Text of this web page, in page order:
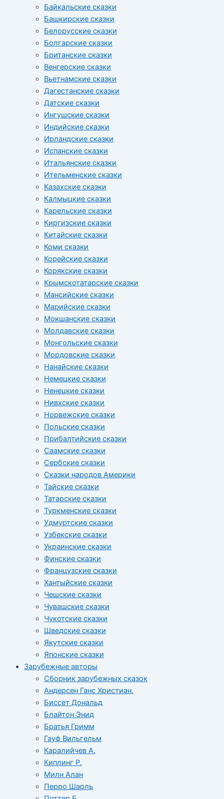
Байкальские сказки
Башкирские сказки
Белорусские сказки
Болгарские сказки
Британские сказки
Венгерские сказки
Вьетнамские сказки
Дагестанские сказки
Датские сказки
Ингушские сказки
Индийские сказки
Ирландские сказки
Испанские сказки
Итальянские сказки
Ительменские сказки
Казахские сказки
Калмыцкие сказки
Карельские сказки
Киргизские сказки
Китайские сказки
Коми сказки
Корейские сказки
Корякские сказки
Крымскотатарские сказки
Мансийские сказки
Марийские сказки
Мокшанские сказки
Молдавские сказки
Монгольские сказки
Мордовские сказки
Нанайские сказки
Немецкие сказки
Ненецкие сказки
Нивхские сказки
Норвежские сказки
Польские сказки
Прибалтийские сказки
Cаамские сказки
Сербские сказки
Сказки народов Америки
Тайские сказки
Татарские сказки
Туркменские сказки
Удмуртские сказки
Узбекские сказки
Украинские сказки
Финские сказки
Французские сказки
Хантыйские сказки
Чешские сказки
Чувашские сказки
Чукотские сказки
Шведские сказки
Якутские сказки
Японские сказки
Зарубежные авторы
Сборник зарубежных сказок
Андерсен Ганс Христиан.
Биссет Дональд
Блайтон Энид
Братья Гримм
Гауф Вильгельм
Каралийчев А.
Киплинг Р.
Милн Алан
Перро Шарль